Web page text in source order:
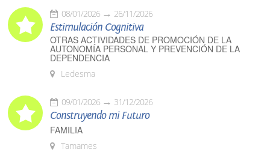
08/01/2026 26/11/2026
Estimulación Cognitiva
OTRAS ACTIVIDADES DE PROMOCIÓN DE LA
AUTONOMÍA PERSONAL Y PREVENCIÓN DE LA
DEPENDENCIA
Ledesma
09/01/2026 31/12/2026
Construyendo mi Futuro
FAMILIA
Tamames